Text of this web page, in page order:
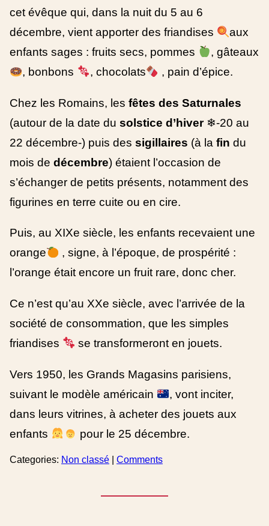
cet évêque qui, dans la nuit du 5 au 6
décembre, vient apporter des friandises
aux
enfants sages : fruits secs, pommes
, gâteaux
, bonbons
, chocolats , pain d’épice.
Chez les Romains, les fêtes des Saturnales
(autour de la date du solstice d’hiver❄-20 au
22 décembre-) puis des sigillaires (à la fin du
mois de décembre) étaient l’occasion de
s’échanger de petits présents, notamment des
figurines en terre cuite ou en cire.
Puis, au XIXe siècle, les enfants recevaient une
orange
, signe, à l’époque, de prospérité :
l’orange était encore un fruit rare, donc cher.
Ce n’est qu’au XXe siècle, avec l’arrivée de la
société de consommation, que les simples
friandises
se transformeront en jouets.
Vers 1950, les Grands Magasins parisiens,
suivant le modèle américain
, vont inciter,
dans leurs vitrines, à acheter des jouets aux
enfants
pour le 25 décembre.
Categories: Non classé Comments